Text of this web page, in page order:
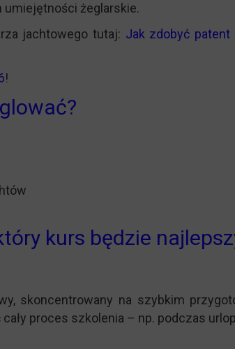
żeglarskie.
jachtowego tutaj: Jak zdobyć
!
kurs będzie
skoncentrowany na szybkim
proces szkolenia – np. podczas